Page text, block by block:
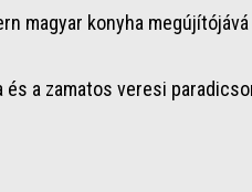
magyar konyha
a zamatos veresi